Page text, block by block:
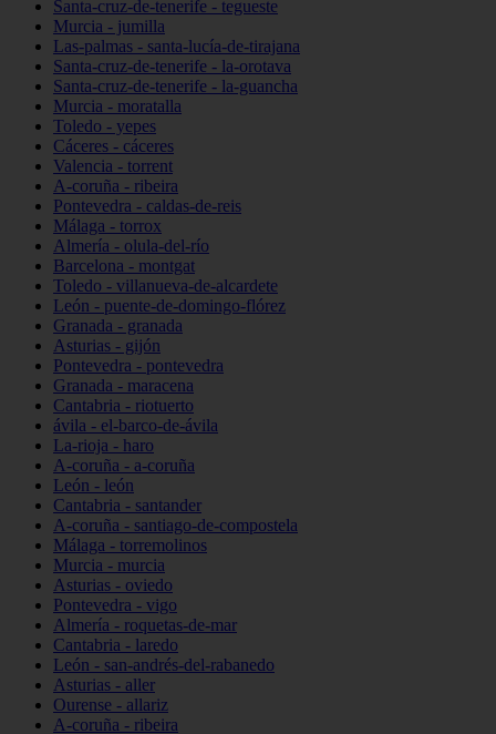
Santa-cruz-de-tenerife - tegueste
Murcia - jumilla
Las-palmas - santa-lucía-de-tirajana
Santa-cruz-de-tenerife - la-orotava
Santa-cruz-de-tenerife - la-guancha
Murcia - moratalla
Toledo - yepes
Cáceres - cáceres
Valencia - torrent
A-coruña - ribeira
Pontevedra - caldas-de-reis
Málaga - torrox
Almería - olula-del-río
Barcelona - montgat
Toledo - villanueva-de-alcardete
León - puente-de-domingo-flórez
Granada - granada
Asturias - gijón
Pontevedra - pontevedra
Granada - maracena
Cantabria - riotuerto
ávila - el-barco-de-ávila
La-rioja - haro
A-coruña - a-coruña
León - león
Cantabria - santander
A-coruña - santiago-de-compostela
Málaga - torremolinos
Murcia - murcia
Asturias - oviedo
Pontevedra - vigo
Almería - roquetas-de-mar
Cantabria - laredo
León - san-andrés-del-rabanedo
Asturias - aller
Ourense - allariz
A-coruña - ribeira